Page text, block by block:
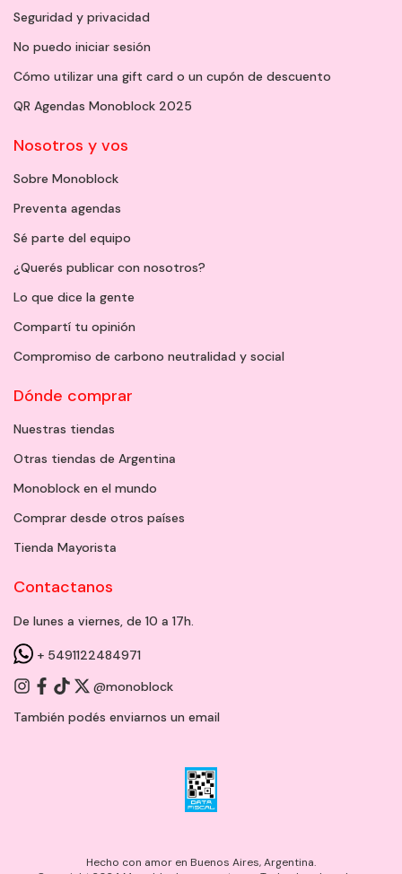
Seguridad y privacidad
No puedo iniciar sesión
Cómo utilizar una gift card o un cupón de descuento
QR Agendas Monoblock 2025
Nosotros y vos
Sobre Monoblock
Preventa agendas
Sé parte del equipo
¿Querés publicar con nosotros?
Lo que dice la gente
Compartí tu opinión
Compromiso de carbono neutralidad y social
Dónde comprar
Nuestras tiendas
Otras tiendas de Argentina
Monoblock en el mundo
Comprar desde otros países
Tienda Mayorista
Contactanos
De lunes a viernes, de 10 a 17h.
+ 5491122484971
@monoblock
También podés enviarnos un email
Hecho con amor en Buenos Aires, Argentina.